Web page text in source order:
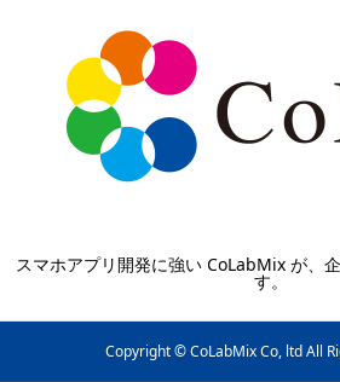
スマホアプリ開発に強い CoLabMix が、
す。
Copyright © CoLabMix Co, ltd All